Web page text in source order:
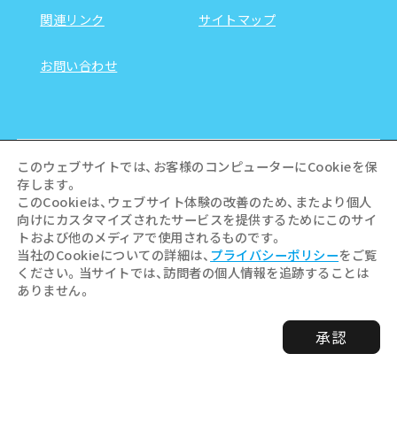
関連リンク サイトマップ
お問い合わせ
©Hiroshima Tourism Association /
Hiroshima Prefecture / Hiroshima City .
このウェブサイトでは、お客様のコンピューターにCookieを保
存します。
このCookieは、ウェブサイト体験の改善のため、またより個人
向けにカスタマイズされたサービスを提供するためにこのサイ
トおよび他のメディアで使用されるものです。
当社のCookieについての詳細は、 プライバシーポリシーをご覧
ください。当サイトでは、訪問者の個人情報を追跡することは
ありません。
承認